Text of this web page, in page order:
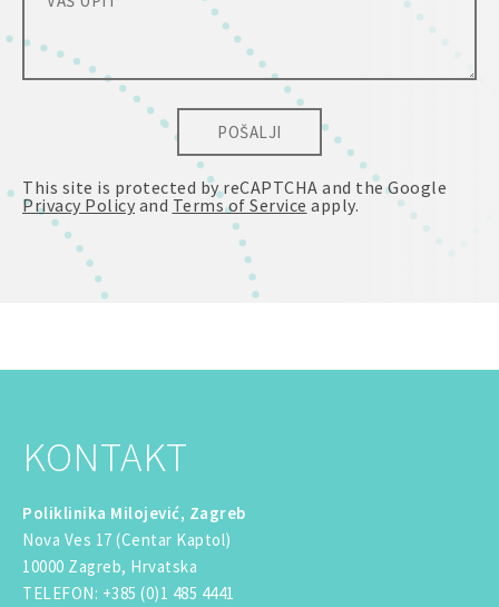
POŠALJI
This site is protected by reCAPTCHA and the Google
Privacy Policy and Terms of Service apply.
KONTAKT
Poliklinika Milojević, Zagreb
Nova Ves 17 (Centar Kaptol)
10000 Zagreb, Hrvatska
TELEFON: +385 (0)1 485 4441